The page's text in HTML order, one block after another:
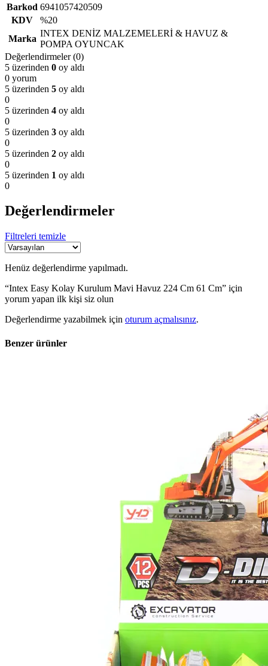
Barkod 6941057420509
KDV
%20
Marka
INTEX DENİZ MALZEMELERİ & HAVUZ &
POMPA OYUNCAK
Değerlendirmeler (0)
5 üzerinden 0 oy aldı
0 yorum
5 üzerinden 5 oy aldı
0
5 üzerinden 4 oy aldı
0
5 üzerinden 3 oy aldı
0
5 üzerinden 2 oy aldı
0
5 üzerinden 1 oy aldı
0
Değerlendirmeler
Filtreleri temizle
Henüz değerlendirme yapılmadı.
“Intex Easy Kolay Kurulum Mavi Havuz 224 Cm 61 Cm” için
yorum yapan ilk kişi siz olun
Değerlendirme yazabilmek için oturum açmalısınız.
Benzer ürünler